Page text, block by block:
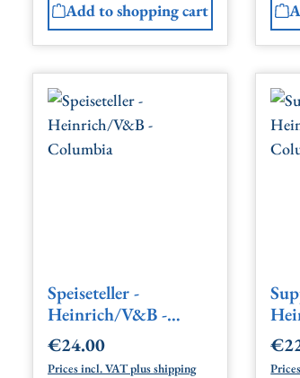
Add to shopping cart
Speiseteller -
Heinrich/V&B -
Columbia
Regular price:
€24.00
Prices incl. VAT plus shipping